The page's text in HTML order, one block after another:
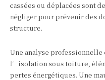
cassées ou déplacées sont
négliger pour prévenir des
structure.
Une analyse
l’isolation sous toiture,
pertes énergétiques. Une